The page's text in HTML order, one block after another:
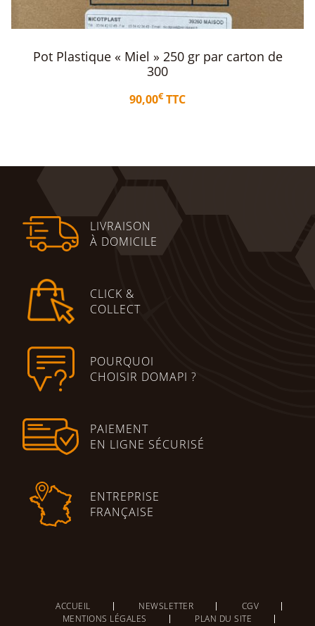
Pot Plastique « Miel » 1 kg par carton de 300
126,00€ TTC
LIVRAISON
À DOMICILE
CLICK &
COLLECT
POURQUOI
CHOISIR DOMAPI ?
PAIEMENT
EN LIGNE SÉCURISÉ
ENTREPRISE
FRANÇAISE
ACCUEIL NEWSLETTER
CGV
MENTIONS LÉGALES
PLAN DU SITE